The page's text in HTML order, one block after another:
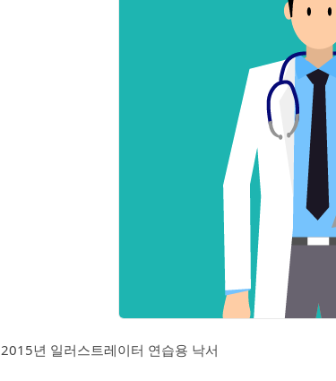
2015년 일러스트레이터 연습용 낙서